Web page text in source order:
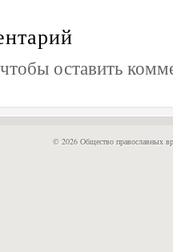
оставить
© 2026 Общество православных